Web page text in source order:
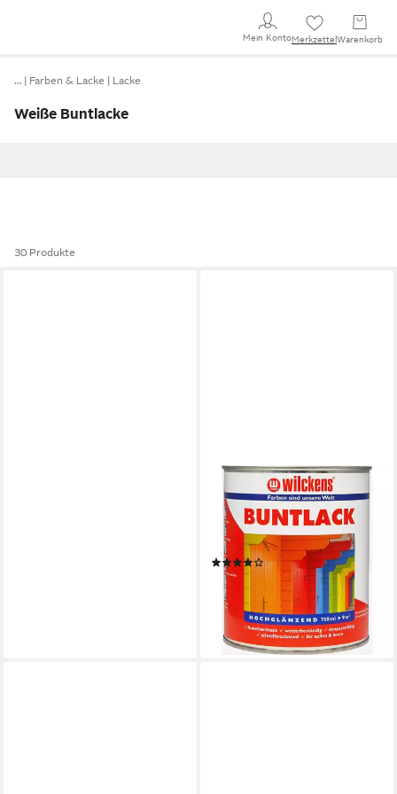
Mein KontoMerkzettel Warenkorb
… Farben & Lacke Lacke
Weiße Buntlacke
30 Produkte
WILCKENS FARBEN
Kunstharzlack Buntlack Lack,
hochglänzend, Reinweiß RAL
9010, 750 ml
(8)
ab 17,79 €
(23,72 €/ 1 l)
lieferbar - in 2-3 Werktagen bei dir
+24